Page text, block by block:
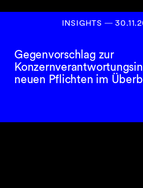
INSIGHTS ―
Gegenvorschlag zur
neuen Pflichten im